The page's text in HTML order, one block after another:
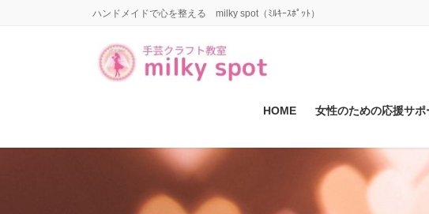
ハンドメイドで心を整える milky spot（ﾐﾙｷｰｽﾎﾟｯﾄ）
HOME 女性のための応援サポ